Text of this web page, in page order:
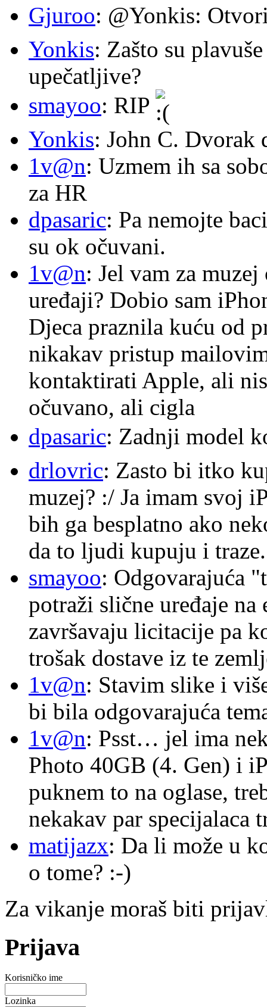
Gjuroo: @Yonkis:
Yonkis: Zašto su
upečatljive?
smayoo: RIP
Yonkis: John C. Dvorak
1v@n: Uzmem ih sa
za HR
dpasaric: Pa nemojte
su ok očuvani.
1v@n: Jel vam za
uređaji? Dobio sam
Djeca praznila kuću od
nikakav pristup
kontaktirati Apple, ali
očuvano, ali cigla
dpasaric: Zadnji model
drlovric: Zasto bi itko
muzej? :/ Ja imam svoj
bih ga besplatno ako
da to ljudi kupuju i traze.
smayoo: Odgovarajuća
potraži slične uređaje
završavaju licitacije pa
trošak dostave iz te
1v@n: Stavim slike i
bi bila odgovarajuća
1v@n: Psst… jel ima
Photo 40GB (4. Gen) i
puknem to na oglase,
nekakav par
matijazx: Da li može u
o tome? :-)
Za vikanje moraš biti
Prijava
Korisničko ime
Lozinka